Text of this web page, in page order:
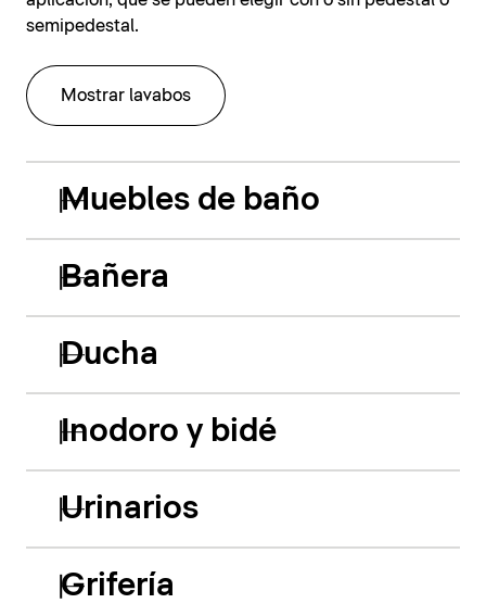
semipedestal.
Mostrar lavabos
Muebles de baño
Bañera
Ducha
Inodoro y bidé
Urinarios
Grifería